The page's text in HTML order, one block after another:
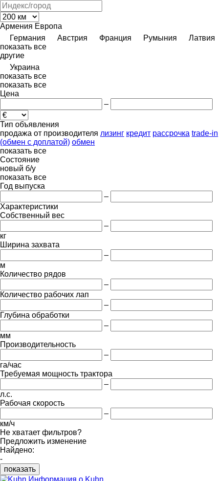
Армения Европа
Германия
Австрия Франция Румыния
Латвия
показать все
другие
Украина
показать все
показать все
Цена
–
Тип объявления
продажа от производителя лизинг кредит рассрочка trade-in
(обмен с доплатой) обмен
показать все
Состояние
новый б/у
показать все
Год выпуска
–
Характеристики
Собственный вес
–
кг
Ширина захвата
–
м
Количество рядов
–
Количество рабочих лап
–
Глубина обработки
–
мм
Производительность
–
га/час
Требуемая мощность трактора
–
л.с.
Рабочая скорость
–
км/ч
Не хватает фильтров?
Предложить изменение
Найдено:
-
показать
Информация о Kuhn